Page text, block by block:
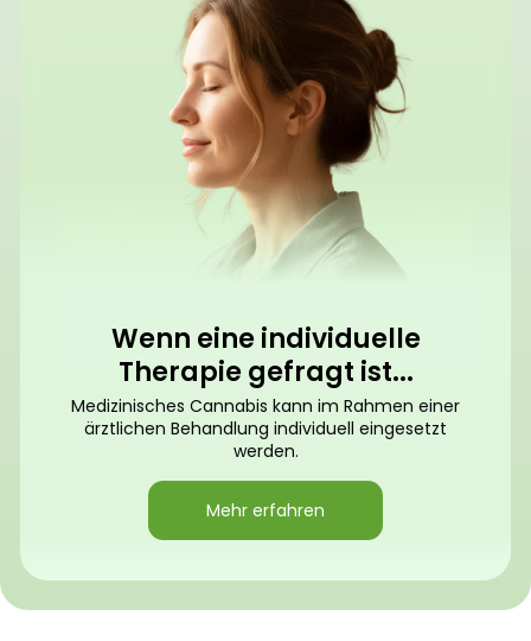
Wenn eine individuelle
Therapie gefragt ist...
Medizinisches Cannabis kann im Rahmen einer
ärztlichen Behandlung individuell eingesetzt
werden.
Mehr erfahren